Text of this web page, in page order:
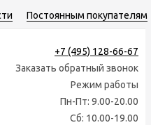
Постоянным покупателям
+7 (495) 128-66-67
Заказать обратный звонок
Режим работы
Пн-Пт: 9.00-20.00
Сб: 10.00-19.00